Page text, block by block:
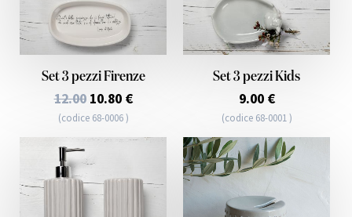
Set 3 pezzi Firenze
12.0010.80 €
(codice 68-0006 )
Set 3 pezzi Kids
9.00 €
(codice 68-0001 )